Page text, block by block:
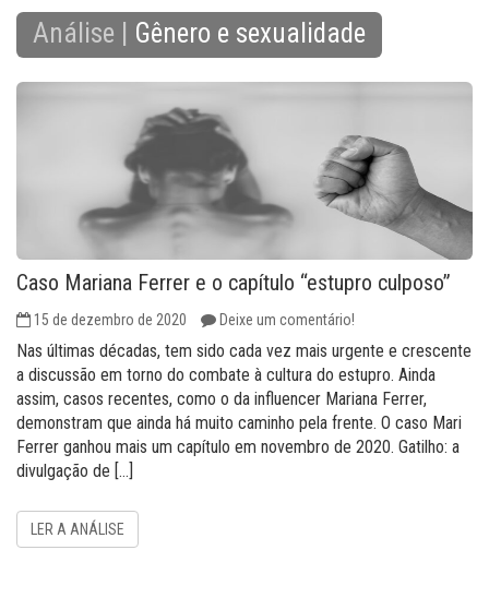
Análise | Gênero e sexualidade
Caso Mariana Ferrer e o capítulo “estupro culposo”
15 de dezembro de 2020 Deixe um comentário!
Nas últimas décadas, tem sido cada vez mais urgente e crescente
a discussão em torno do combate à cultura do estupro. Ainda
assim, casos recentes, como o da influencer Mariana Ferrer,
demonstram que ainda há muito caminho pela frente. O caso Mari
Ferrer ganhou mais um capítulo em novembro de 2020. Gatilho: a
divulgação de […]
LER A ANÁLISE